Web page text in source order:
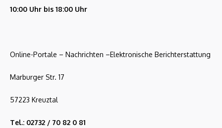
10:00 Uhr bis 18:00 Uhr
Online-Portale – Nachrichten –Elektronische Berichterstattung
Marburger Str. 17
57223 Kreuztal
Tel.: 02732 / 70 82 0 81